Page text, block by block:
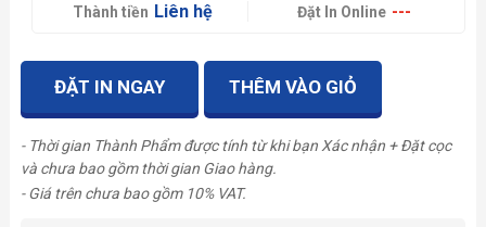
Thành tiền Liên hệ Đặt In Online ---
ĐẶT IN NGAY THÊM VÀO GIỎ
- Thời gian Thành Phẩm được tính từ khi bạn Xác nhận + Đặt cọc
và chưa bao gồm thời gian Giao hàng.
- Giá trên chưa bao gồm 10% VAT.